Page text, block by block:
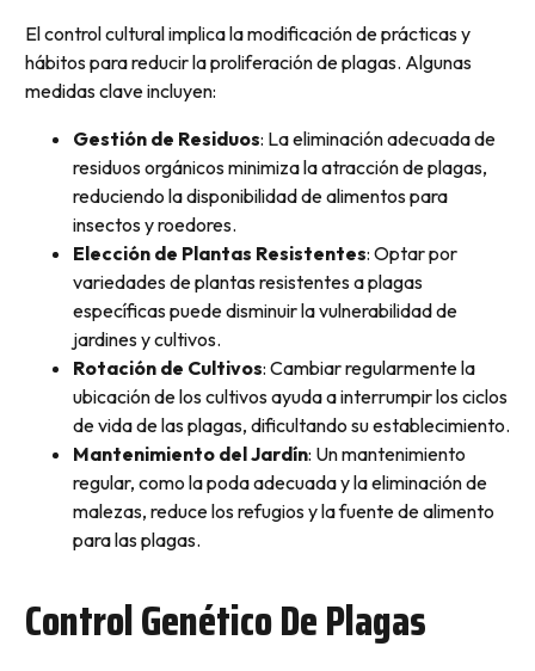
El control cultural implica la modificación de prácticas y
hábitos para reducir la proliferación de plagas. Algunas
medidas clave incluyen:
Gestión de Residuos: La eliminación adecuada de
residuos orgánicos minimiza la atracción de plagas,
reduciendo la disponibilidad de alimentos para
insectos y roedores.
Elección de Plantas Resistentes: Optar por
variedades de plantas resistentes a plagas
específicas puede disminuir la vulnerabilidad de
jardines y cultivos.
Rotación de Cultivos: Cambiar regularmente la
ubicación de los cultivos ayuda a interrumpir los ciclos
de vida de las plagas, dificultando su establecimiento.
Mantenimiento del Jardín: Un mantenimiento
regular, como la poda adecuada y la eliminación de
malezas, reduce los refugios y la fuente de alimento
para las plagas.
Control Genético De Plagas